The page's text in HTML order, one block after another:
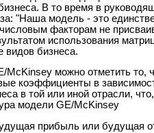
В то время в
"Наша модель - это
факторам не
использования
видов бизнеса.
McKinsey можно отметить то,
коэффициенты в
в той или иной отрасли,
модели GE/McKinsey
прибыль или будущая